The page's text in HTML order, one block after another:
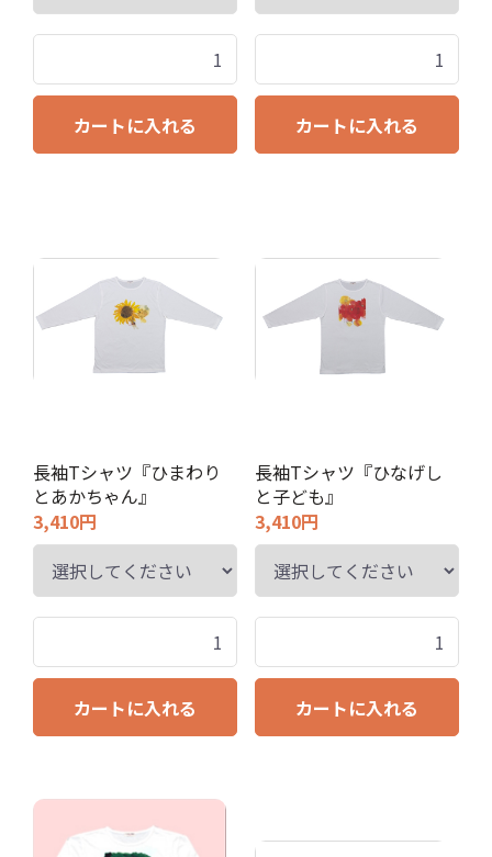
カートに入れる カートに入れる
長袖Tシャツ『ひまわり
とあかちゃん』
3,410円
カートに入れる
長袖Tシャツ『ひなげし
と子ども』
3,410円
カートに入れる